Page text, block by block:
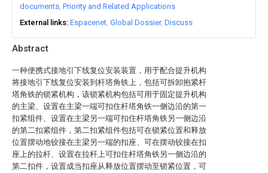
Abstract
一种便携式接地引下线复位安装装置，用于配合提升机构
将接地引下线复位安装到杆塔角铁上，包括可拆卸抱紧杆
塔角铁的锁紧机构，该锁紧机构包括可用于固定提升机构
的主梁、设置在主梁一端可扣住杆塔角铁一侧边沿的第一
扣紧组件、设置在主梁另一端可扣住杆塔角铁另一侧边沿
的第二扣紧组件，第二扣紧组件包括可在锁紧位置和释放
位置摆动地铰接在主梁另一端的扣座、可在摆动铰接在扣
座上的拉杆、设置在拉杆上可扣住杆塔角铁另一侧边沿的
第二扣件，设置成当扣座从释放位置摆动至锁紧位置，可
documents Priority and Related Applications
External links Espacenet Global Dossier Discuss